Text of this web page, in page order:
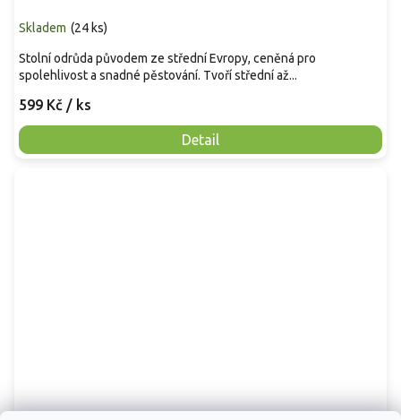
Skladem (24 ks)
599 Kč / ks
Detail
Stolní odrůda původem ze střední Evropy, ceněná pro
spolehlivost a snadné pěstování. Tvoří střední až...